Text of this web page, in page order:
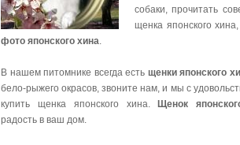
собаки, прочитать
щенка японского
фото японского хина.
В нашем питомнике всегда есть щенки японского
бело-рыжего окрасов, звоните нам, и мы с
купить щенка японского хина.
Щенок
радость в ваш дом.